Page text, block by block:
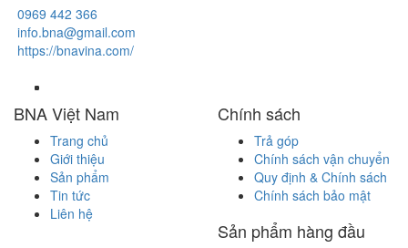
0969 442 366
info.bna@gmail.com
https://bnavina.com/
BNA Việt Nam
Trang chủ
Giới thiệu
Sản phẩm
Tin tức
Liên hệ
Chính sách
Trả góp
Chính sách vận chuyển
Quy định & Chính sách
Chính sách bảo mật
Sản phẩm hàng đầu